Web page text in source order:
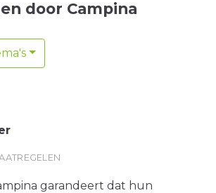
door Campina
garandeert dat hun